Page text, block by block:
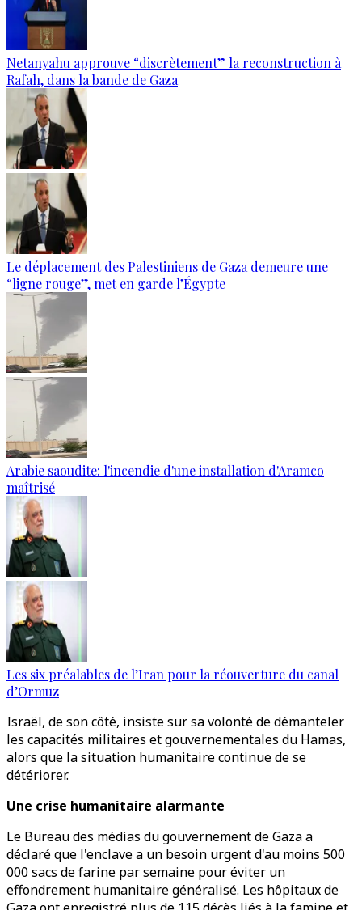
Netanyahu approuve “discrètement” la reconstruction à
Rafah, dans la bande de Gaza
Le déplacement des Palestiniens de Gaza demeure une
“ligne rouge”, met en garde l’Égypte
Arabie saoudite: l'incendie d'une installation d'Aramco
maîtrisé
Les six préalables de l’Iran pour la réouverture du canal
d’Ormuz
Israël, de son côté, insiste sur sa volonté de démanteler
les capacités militaires et gouvernementales du Hamas,
alors que la situation humanitaire continue de se
détériorer.
Une crise humanitaire alarmante
Le Bureau des médias du gouvernement de Gaza a
déclaré que l'enclave a un besoin urgent d'au moins 500
000 sacs de farine par semaine pour éviter un
effondrement humanitaire généralisé. Les hôpitaux de